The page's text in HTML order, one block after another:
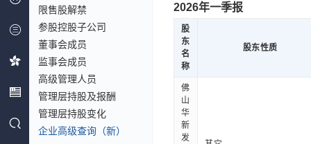
限售股解禁
参股控股子公司
董事会成员
监事会成员
高级管理人员
管理层持股及报酬
管理层持股变化
企业高级查询（新）
2026年一季报
股
东
名
称
股东性质
佛
山
华
新
发